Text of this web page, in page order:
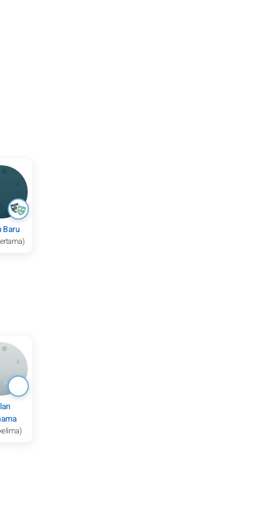
Baru